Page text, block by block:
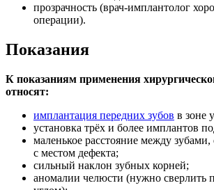
прозрачность (врач-имплантолог
операции).
Показания
К показаниям применения
относят:
имплантация передних зубов в зоне
установка трёх и более имплантов
маленькое расстояние между
с местом дефекта;
сильный наклон зубных корней;
аномалии челюсти (нужно сверлить